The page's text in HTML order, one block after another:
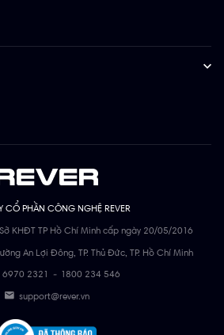
CỔ PHẦN CÔNG NGHỆ REVER
KHĐT TP Hồ Chí Minh cấp ngày 20/05/2016
An Lợi Đông, TP. Thủ Đức, TP. Hồ Chí Minh
2321 - 1800 234 546
support@rever.vn